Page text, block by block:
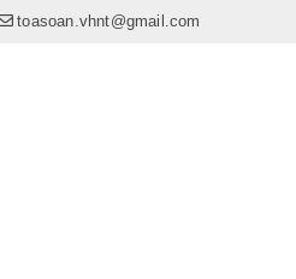
toasoan.vhnt@gmail.com